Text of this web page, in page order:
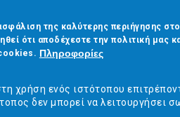
ΟΙ ΔΡΑΣΕΙΣ ΜΑΣ
ΕΠΙΚΟΙΝΩΝΙΑ
της καλύτερης περιήγησης
ότι αποδέχεστε την πολιτική μας
Πληροφορίες
χρήση ενός ιστότοπου
δεν μπορεί να λειτουργήσει